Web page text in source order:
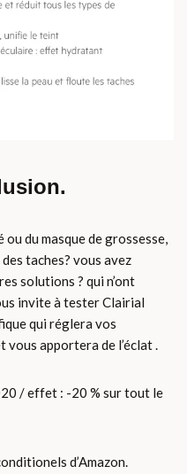
ou du masque de grossesse,
taches? vous avez
solutions ? qui n’ont
invite à tester Clairial
qui réglera vos
vous apportera de l’éclat .
/ effet : -20 % sur tout le
d’Amazon.